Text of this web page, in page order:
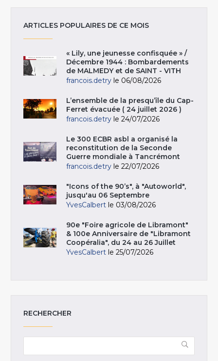
ARTICLES POPULAIRES DE CE MOIS
« Lily, une jeunesse confisquée » /
Décembre 1944 : Bombardements
de MALMEDY et de SAINT - VITH
francois.detry le 06/08/2026
L’ensemble de la presqu’île du Cap-
Ferret évacuée ( 24 juillet 2026 )
francois.detry le 24/07/2026
Le 300 ECBR asbl a organisé la
reconstitution de la Seconde
Guerre mondiale à Tancrémont
francois.detry le 22/07/2026
"Icons of the 90’s", à "Autoworld",
jusqu'au 06 Septembre
YvesCalbert le 03/08/2026
90e "Foire agricole de Libramont"
& 100e Anniversaire de "Libramont
Coopéralia", du 24 au 26 Juillet
YvesCalbert le 25/07/2026
RECHERCHER